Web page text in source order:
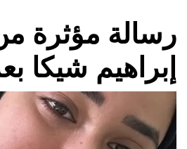
رسالة مؤثرة
إبراهيم شيكا